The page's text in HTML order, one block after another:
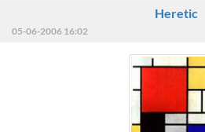
Heretic
05-06-2006 16:02